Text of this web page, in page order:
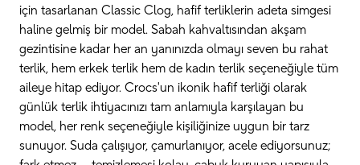
için tasarlanan Classic Clog, hafif terliklerin adeta simgesi
haline gelmiş bir model. Sabah kahvaltısından akşam
gezintisine kadar her an yanınızda olmayı seven bu rahat
terlik, hem erkek terlik hem de kadın terlik seçeneğiyle tüm
aileye hitap ediyor. Crocs'un ikonik hafif terliği olarak
günlük terlik ihtiyacınızı tam anlamıyla karşılayan bu
model, her renk seçeneğiyle kişiliğinize uygun bir tarz
sunuyor. Suda çalışıyor, çamurlanıyor, acele ediyorsunuz;